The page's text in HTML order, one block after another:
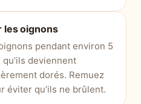
les oignons
pendant environ 5
qu’ils deviennent
dorés. Remuez
éviter qu’ils ne brûlent.